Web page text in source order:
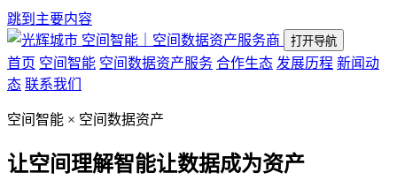
跳到主要内容
空间智能｜空间数据资产服务商
打开导航
首页 空间智能 空间数据资产服务 合作生态 发展历程 新闻动
态 联系我们
空间智能 × 空间数据资产
让空间理解智能让数据成为资产